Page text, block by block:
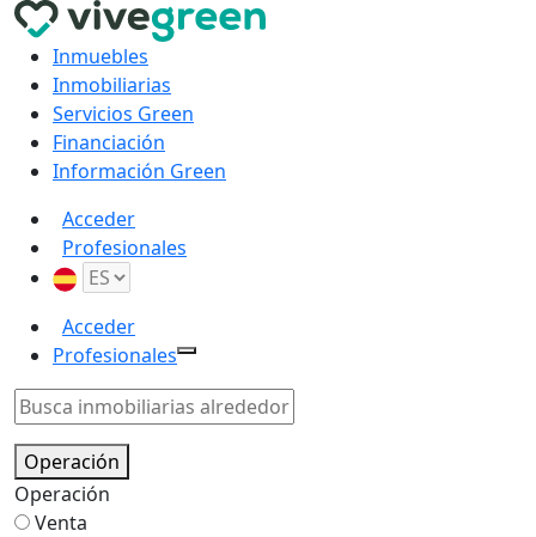
Inmuebles
Inmobiliarias
Servicios Green
Financiación
Información Green
Acceder
Profesionales
Acceder
Profesionales
Operación
Operación
Venta